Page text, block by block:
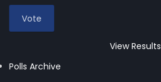
View Results
Polls Archive